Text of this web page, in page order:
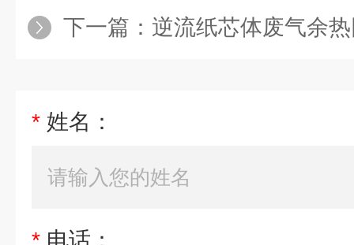
下一篇： 逆流纸芯体废气余
* 姓名：
* 电话：